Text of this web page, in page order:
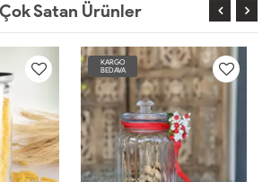
Çok Satan Ürünler
KARGO
BEDAVA